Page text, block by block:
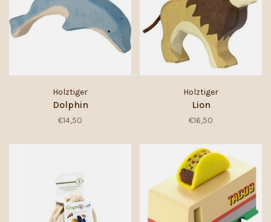
Holztiger
Dolphin
€14,50
Holztiger
Lion
€16,50